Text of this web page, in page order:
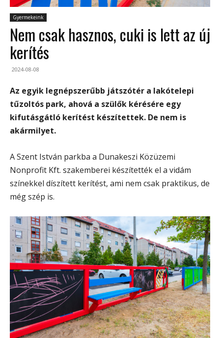
Gyermekeink
Nem csak hasznos, cuki is lett az új
kerítés
2024-08-08
Az egyik legnépszerűbb játszótér a lakótelepi
tűzoltós park, ahová a szülők kérésére egy
kifutásgátló kerítést készítettek. De nem is
akármilyet.
A Szent István parkba a Dunakeszi Közüzemi
Nonprofit Kft. szakemberei készítették el a vidám
színekkel díszített kerítést, ami nem csak praktikus, de
még szép is.